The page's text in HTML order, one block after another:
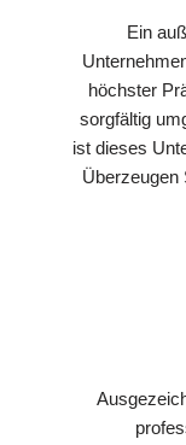
Ein
höchster
sorgfältig
ist dieses
Überzeugen